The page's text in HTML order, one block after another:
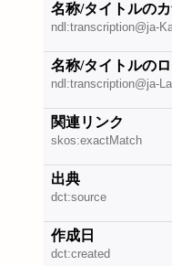
名称/タイトルの
ndl:transcription@ja-
名称/タイトルの
ndl:transcription@ja-
関連リンク
skos:exactMatch
出典
dct:source
作成日
dct:created